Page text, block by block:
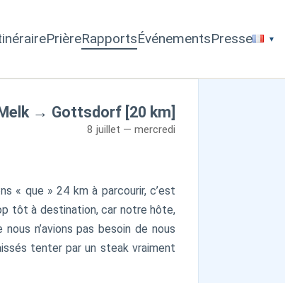
PrièreRapportsÉvénementsPresse
→ Gottsdorf [20 km]
8 juillet — mercredi
« que » 24 km à parcourir, c’est
tôt à destination, car notre hôte,
n’avions pas besoin de nous
tenter par un steak vraiment